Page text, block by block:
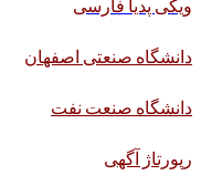
ویکی پدیا فارسی
دانشگاه صنعتی اصفهان
دانشگاه صنعت نفت
رپورتاژ آگهی